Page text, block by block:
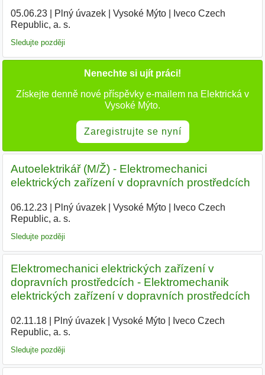
05.06.23| Plný úvazek| Vysoké Mýto|
Iveco Czech
Republic, a. s.
Sledujte později
Nenechte si ujít práci!
Získejte denně nové příspěvky e-mailem na Elektrická v
Vysoké Mýto.
Zaregistrujte se nyní
Autoelektrikář (M/Ž) - Elektromechanici
elektrických zařízení v dopravních prostředcích
06.12.23| Plný úvazek| Vysoké Mýto|
Iveco Czech
Republic, a. s.
Sledujte později
Elektromechanici elektrických zařízení v
dopravních prostředcích - Elektromechanik
elektrických zařízení v dopravních prostředcích
02.11.18| Plný úvazek| Vysoké Mýto|
Iveco Czech
Republic, a. s.
Sledujte později